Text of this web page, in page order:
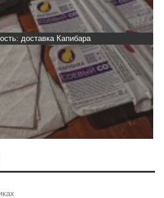
Тайный гость: кафе